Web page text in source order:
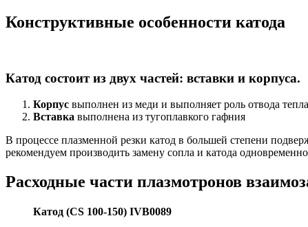
Конструктивные особенности катода
Катод состоит из двух частей: вставки и корпуса.
Корпус выполнен из меди и выполняет роль отвода тепла
Вставка выполнена из тугоплавкого гафния
В процессе плазменной резки катод в большей степени
рекомендуем производить замену сопла и катода
Расходные части плазмотронов
Катод (CS 100-150) IVB0089